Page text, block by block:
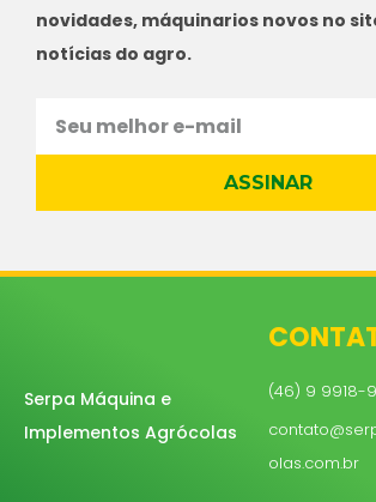
novidades, máquinarios novos no
notícias do agro.
ASSINAR
Serpa Máquina e
Implementos Agrócolas
(46) 9 9918-
olas.com.br